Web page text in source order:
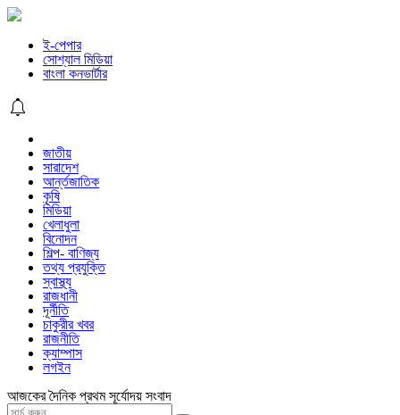
ই-পেপার
সোশ্যাল মিডিয়া
বাংলা কনভার্টার
জাতীয়
সারাদেশ
আর্ন্তজাতিক
কৃষি
মিডিয়া
খেলাধুলা
বিনোদন
শিল্প- বাণিজ্য
তথ্য প্রযুক্তি
স্বাস্থ্য
রাজধানী
দূর্নীতি
চাকুরীর খবর
রাজনীতি
ক্যাম্পাস
লগইন
আজকের দৈনিক প্রথম সূর্যোদয় সংবাদ